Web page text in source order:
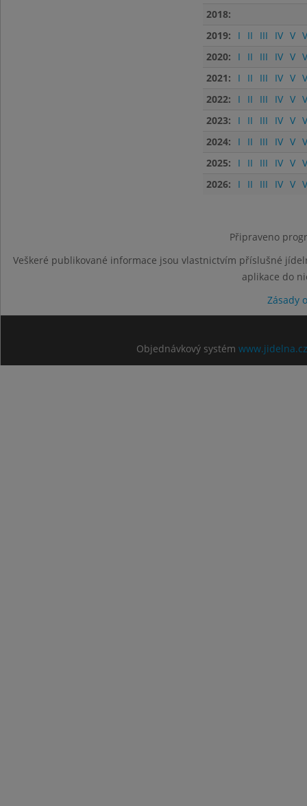
2018:
2019:
I II III IV V
2020:
I II III IV V
2021:
I II III IV V
2022:
I II III IV V
2023:
I II III IV V
2024:
I II III IV V
2025:
I II III IV V
2026:
I II III IV V
Připraveno
Veškeré publikované informace jsou vlastnictvím příslušné
aplikace do
Zásady
Objednávkový systém www.jidelna.cz